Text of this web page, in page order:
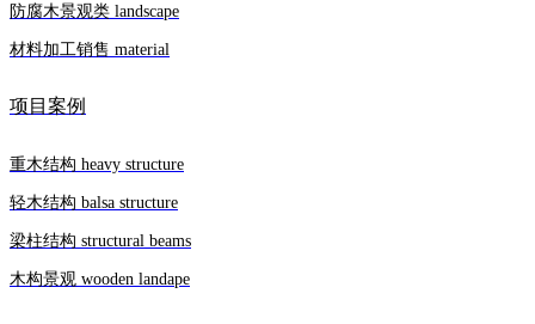
防腐木景观类 landscape
材料加工销售 material
项目案例
重木结构 heavy structure
轻木结构 balsa structure
梁柱结构 structural beams
木构景观 wooden landape